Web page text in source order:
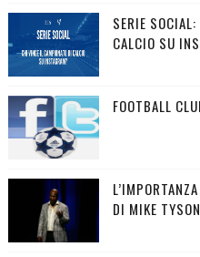
SERIE
CALCIO SU
FOOTBALL
DI MIKE TYSON